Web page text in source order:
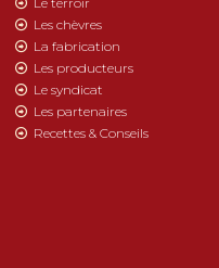
Les chèvres
La fabrication
Les producteurs
Le syndicat
Les partenaires
Recettes & Conseils